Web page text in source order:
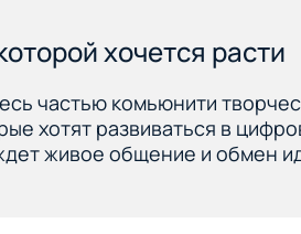
хочется расти
частью комьюнити
хотят развиваться в
живое общение и обмен